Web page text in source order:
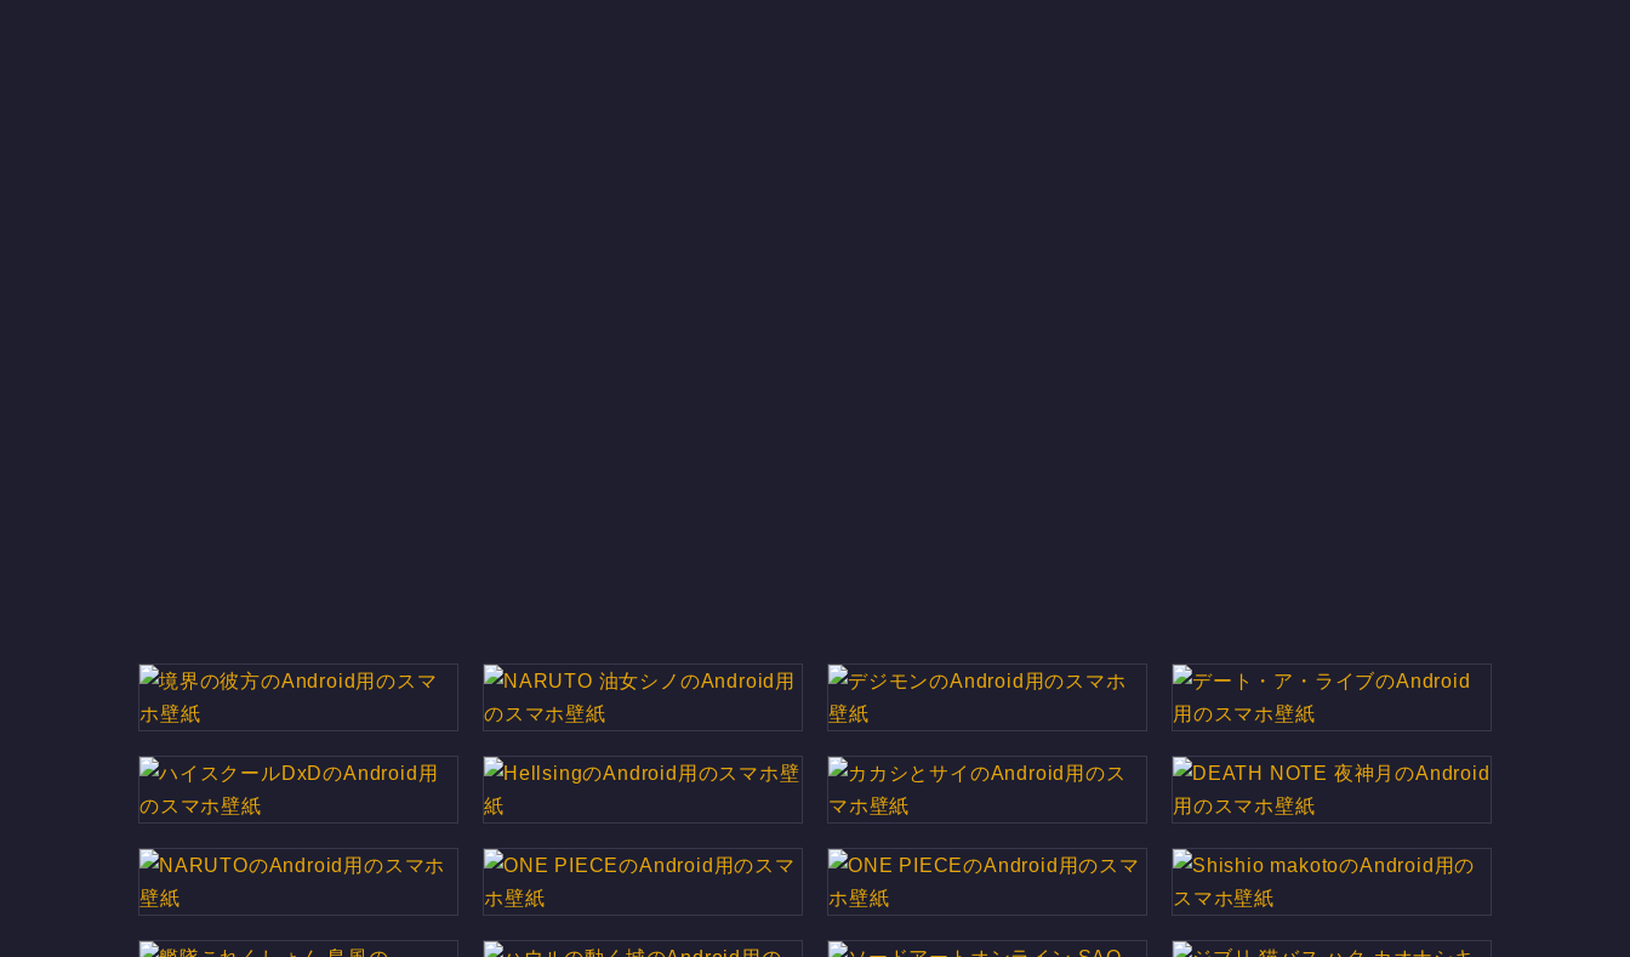
境界の彼方のAndroid用のスマホ
NARUTO 油女シノのAndroid用
デジモンのAndroid用のスマホ壁
デート・ア・ライブのAndroid用
のスマホ壁紙
ハイスクールDxDのAndroid用
HellsingのAndroid用のスマホ壁
カカシとサイのAndroid用のスマ
DEATH NOTE 夜神月のAndroid
用のスマホ壁紙
NARUTOのAndroid用のスマホ ONE PIECEのAndroid用のスマ ONE PIECEのAndroid用のスマ Shishio makotoのAndroid用の